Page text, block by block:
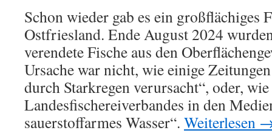
Schon wieder gab es ein großflächiges
Ostfriesland. Ende August 2024
verendete Fische aus den
Ursache war nicht, wie einige
durch Starkregen verursacht“, oder,
Landesfischereiverbandes in den
sauerstoffarmes Wasser“. Weiterlesen